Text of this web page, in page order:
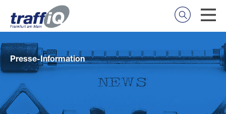
Presse-Information